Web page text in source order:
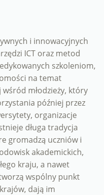
i innowacyjnych
ICT oraz metod
szkoleniom,
na temat
młodzieży, który
później przez
organizacje
długa tradycja
gromadzą uczniów i
akademickich,
kraju, a nawet
wspólny punkt
dają im